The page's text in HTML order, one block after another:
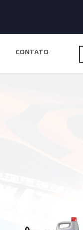
CONTATO